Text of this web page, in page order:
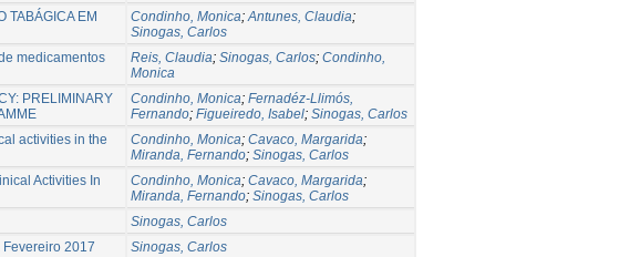
TABÁGICA EM
Condinho, Monica;Antunes, Claudia;
Sinogas, Carlos
medicamentos
Reis, Claudia; Sinogas, Carlos; Condinho,
Monica
PRELIMINARY
Condinho, Monica; Fernadéz-Llimós,
Fernando; Figueiredo, Isabel; Sinogas, Carlos
activities in the
Condinho, Monica; Cavaco, Margarida;
Miranda, Fernando; Sinogas, Carlos
Activities In
Condinho, Monica; Cavaco, Margarida;
Miranda, Fernando; Sinogas, Carlos
Sinogas, Carlos
2017
Sinogas, Carlos